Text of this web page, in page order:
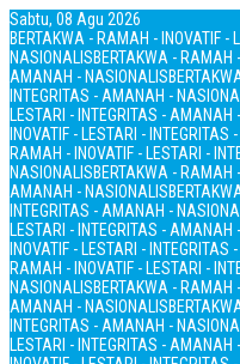
Sabtu, 08 Agu 2026
BERTAKWA - RAMAH - INOVATIF
NASIONALISBERTAKWA - RAMAH
AMANAH - NASIONALIS
INTEGRITAS - AMANAH -
LESTARI - INTEGRITAS - AMANAH
INOVATIF - LESTARI -
RAMAH - INOVATIF - LESTARI -
NASIONALISBERTAKWA - RAMAH
AMANAH - NASIONALIS
INTEGRITAS - AMANAH -
LESTARI - INTEGRITAS - AMANAH
INOVATIF - LESTARI -
RAMAH - INOVATIF - LESTARI -
NASIONALISBERTAKWA - RAMAH
AMANAH - NASIONALIS
INTEGRITAS - AMANAH -
LESTARI - INTEGRITAS - AMANAH